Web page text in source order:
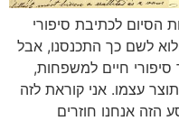
הסיום לכתיבת סיפורי
לשם כך התכנסנו, אבל
חיים למשפחות,
עצמו. אני קוראת לזה
אנחנו חוזרים